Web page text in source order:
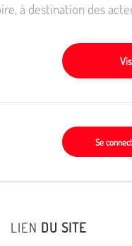
à destination des
Se
LIEN DU SITE